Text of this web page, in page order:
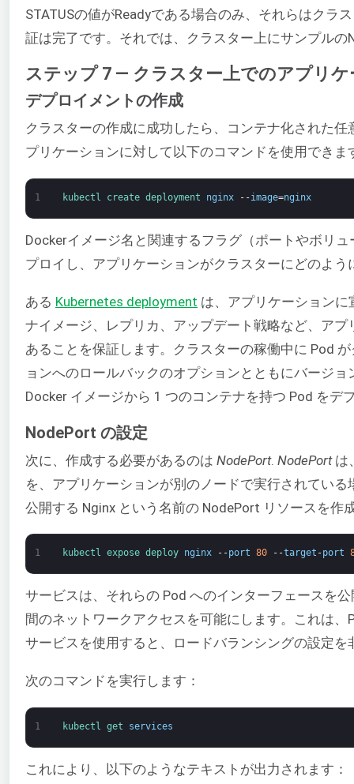
STATUSの値がReadyである場合のみ、それらはク
証は完了です。それでは、クラスター上にサンプル
ステップ 7 — クラスター上でのアプリ
デプロイメントの作成
クラスターの作成に成功したら、コンテナ化された
プリケーションに対して以下のコマンドを使用でき
1 kubectl create deployment nginx --image=nginx
Dockerイメージ名と関連するフラグ（ポートやボリ
プロイし、アプリケーションがクラスターにどのよ
ある Kubernetes deployment は、アプリケーション
ナイメージ、レプリカ、アップデート戦略など、ア
あることを保証します。クラスターの稼働中に Pod
ョンへのロールバックのオプションとともにバージ
Docker イメージから 1 つのコンテナを持つ Pod をデ
NodePort の設定
次に、作成する必要があるのは NodePort. NodePortは
を、アプリケーションが別のノードで実行されてい
公開する Nginx という名前の NodePort リソースを作
1 kubectl expose deploy nginx --port 80 --target -port
サービスは、それらの Pod へのインターフェースを
間のネットワークアクセスを可能にします。これは
サービスを使用すると、ロードバランシングの設定
次のコマンドを実行します：
1 kubectl get services
これにより、以下のようなテキストが出力されます：